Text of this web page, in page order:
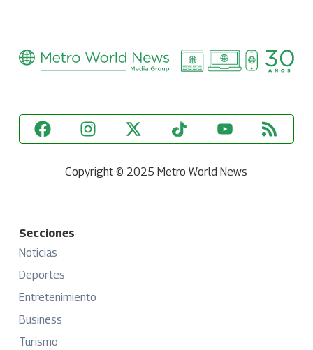
Copyright © 2025 Metro World News
Secciones
Noticias
Deportes
Entretenimiento
Business
Turismo